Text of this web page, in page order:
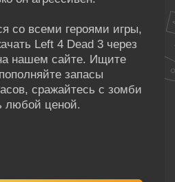
со всеми героями игры,
Left 4 Dead 3 через
нашем сайте. Ищите
запасы
сражайтесь с зомби
любой ценой.